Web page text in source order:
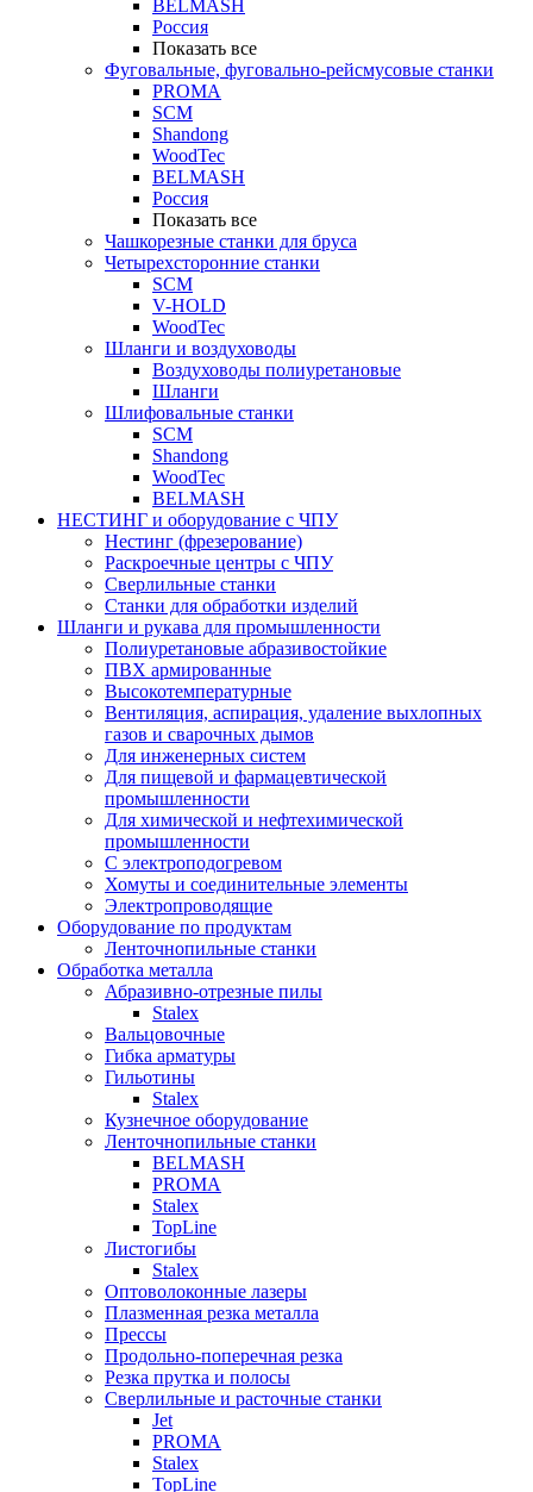
BELMASH
Россия
Показать все
Фуговальные, фуговально-рейсмусовые станки
PROMA
SCM
Shandong
WoodTec
BELMASH
Россия
Показать все
Чашкорезные станки для бруса
Четырехсторонние станки
SCM
V-HOLD
WoodTec
Шланги и воздуховоды
Воздуховоды полиуретановые
Шланги
Шлифовальные станки
SCM
Shandong
WoodTec
BELMASH
НЕСТИНГ и оборудование с ЧПУ
Нестинг (фрезерование)
Раскроечные центры с ЧПУ
Сверлильные станки
Станки для обработки изделий
Шланги и рукава для промышленности
Полиуретановые абразивостойкие
ПВХ армированные
Высокотемпературные
Вентиляция, аспирация, удаление выхлопных
газов и сварочных дымов
Для инженерных систем
Для пищевой и фармацевтической
промышленности
Для химической и нефтехимической
промышленности
С электроподогревом
Хомуты и соединительные элементы
Электропроводящие
Оборудование по продуктам
Ленточнопильные станки
Обработка металла
Абразивно-отрезные пилы
Stalex
Вальцовочные
Гибка арматуры
Гильотины
Stalex
Кузнечное оборудование
Ленточнопильные станки
BELMASH
PROMA
Stalex
TopLine
Листогибы
Stalex
Оптоволоконные лазеры
Плазменная резка металла
Прессы
Продольно-поперечная резка
Резка прутка и полосы
Сверлильные и расточные станки
Jet
PROMA
Stalex
TopLine